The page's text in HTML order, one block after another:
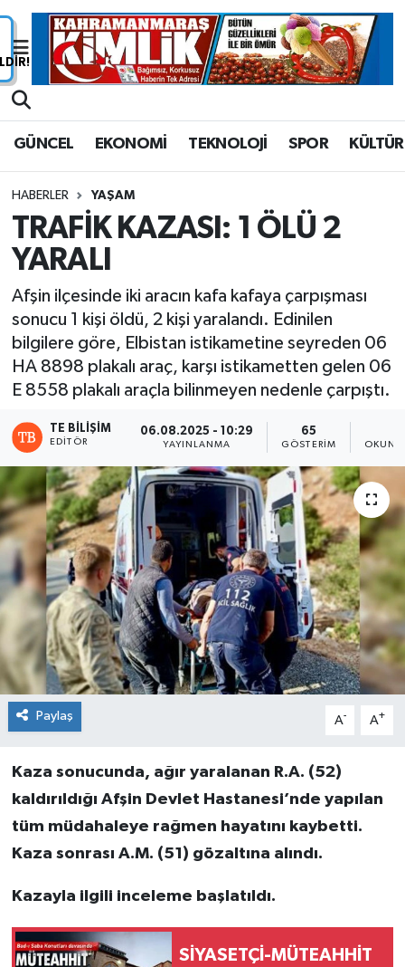
GÜNCEL EKONOMİ TEKNOLOJİ SPOR KÜLTÜR
HABERLER YAŞAM
TRAFİK KAZASI: 1 ÖLÜ 2
YARALI
Afşin ilçesinde iki aracın kafa kafaya çarpışması
sonucu 1 kişi öldü, 2 kişi yaralandı. Edinilen
bilgilere göre, Elbistan istikametine seyreden 06
HA 8898 plakalı araç, karşı istikametten gelen 06
E 8558 plakalı araçla bilinmeyen nedenle çarpıştı.
TE BILIŞIM
EDITÖR
06.08.2025 - 10:29
YAYINLANMA
65
GÖSTERIM
Paylaş A- A+
Kaza sonucunda, ağır yaralanan R.A. (52)
kaldırıldığı Afşin Devlet Hastanesi’nde yapılan
tüm müdahaleye rağmen hayatını kaybetti.
Kaza sonrası A.M. (51) gözaltına alındı.
Kazayla ilgili inceleme başlatıldı.
SİYASETÇİ-MÜTEAHHİT
Nöbetçi Eczaneler
Trafik Durumu
Süper Lig Puan Durumu ve Fikstür
Tüm Manşetler
Son Dakika Haberleri
Haber Arşivi